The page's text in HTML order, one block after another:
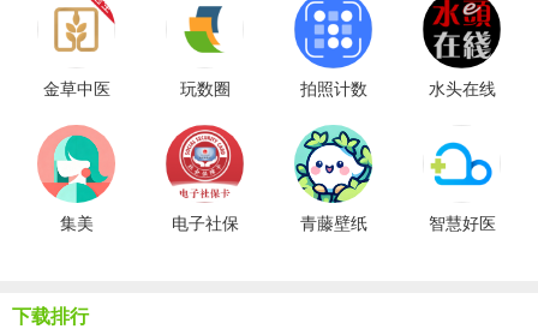
金草中医
玩数圈 拍照计数 水头在线
集美
电子社保
青藤壁纸
智慧好医
下载排行